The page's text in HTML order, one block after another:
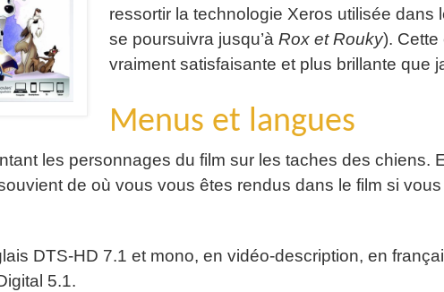
ressortir la technologie Xeros utilisée dans
se poursuivra jusqu’à Rox et Rouky). Cette
vraiment satisfaisante et plus brillante que
Menus et langues
les personnages du film sur les taches des chiens.
de où vous vous êtes rendus dans le film si
DTS-HD 7.1 et mono, en vidéo-description, en
5.1.